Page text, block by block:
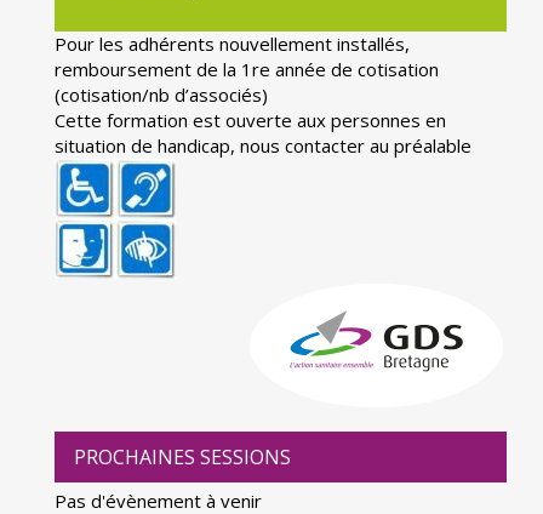
Pour les adhérents nouvellement installés,
remboursement de la 1re année de cotisation
(cotisation/nb d’associés)
Cette formation est ouverte aux personnes en
situation de handicap, nous contacter au préalable
PROCHAINES SESSIONS
Pas d'évènement à venir